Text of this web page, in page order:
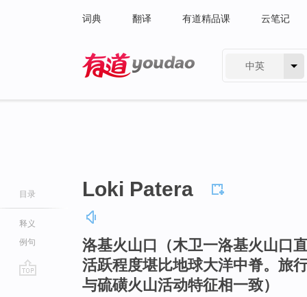
词典 翻译 有道精品课 云笔记
中英
目录
释义
例句
Loki Patera
洛基火山口（木卫一洛基火山口
活跃程度堪比地球大洋中脊。旅
与硫磺火山活动特征相一致）